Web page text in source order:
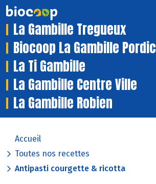
La Gambille Tregueux
Biocoop La Gambille Pordic
La Ti Gambille
La Gambille Centre Ville
La Gambille Robien
Accueil
Toutes nos recettes
Antipasti courgette & ricotta